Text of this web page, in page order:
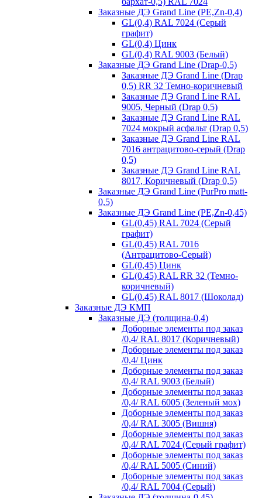
Заказные ДЭ Grand Line (PE,Zn-0,4)
GL(0,4) RAL 7024 (Серый
графит)
GL(0,4) Цинк
GL(0,4) RAL 9003 (Белый)
Заказные ДЭ Grand Line (Drap-0,5)
Заказные ДЭ Grand Line (Drap
0,5) RR 32 Темно-коричневый
Заказные ДЭ Grand Line RAL
9005, Черный (Drap 0,5)
Заказные ДЭ Grand Line RAL
7024 мокрый асфальт (Drap 0,5)
Заказные ДЭ Grand Line RAL
7016 антрацитово-серый (Drap
0,5)
Заказные ДЭ Grand Line RAL
8017, Коричневый (Drap 0,5)
Заказные ДЭ Grand Line (PurPro matt-
0,5)
Заказные ДЭ Grand Line (PE,Zn-0,45)
GL(0,45) RAL 7024 (Серый
графит)
GL(0,45) RAL 7016
(Антрацитово-Серый)
GL(0,45) Цинк
GL(0.45) RAL RR 32 (Темно-
коричневый)
GL(0.45) RAL 8017 (Шоколад)
Заказные ДЭ КМП
Заказные ДЭ (толщина-0,4)
Доборные элементы под заказ
/0,4/ RAL 8017 (Коричневый)
Доборные элементы под заказ
/0,4/ Цинк
Доборные элементы под заказ
/0,4/ RAL 9003 (Белый)
Доборные элементы под заказ
/0,4/ RAL 6005 (Зеленый мох)
Доборные элементы под заказ
/0,4/ RAL 3005 (Вишня)
Доборные элементы под заказ
/0,4/ RAL 7024 (Серый графит)
Доборные элементы под заказ
/0,4/ RAL 5005 (Синий)
Доборные элементы под заказ
/0,4/ RAL 7004 (Серый)